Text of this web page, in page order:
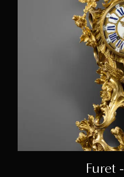
Furet